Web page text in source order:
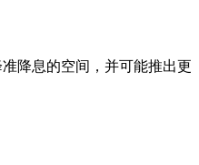
降息的空间，并可能推出更